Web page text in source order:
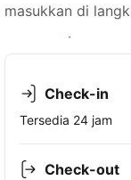
masukkan di
Lihat ketersediaan
Check-in
Tersedia 24 jam
Check-out